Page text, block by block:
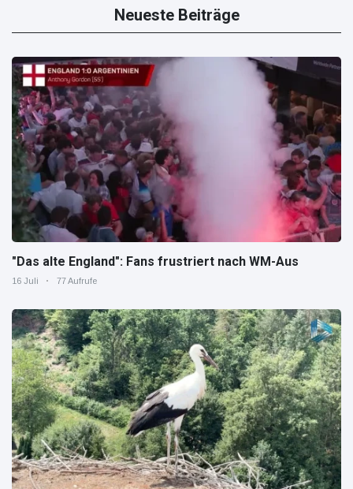
Neueste Beiträge
"Das alte England": Fans frustriert nach WM-Aus
16 Juli 77 Aufrufe